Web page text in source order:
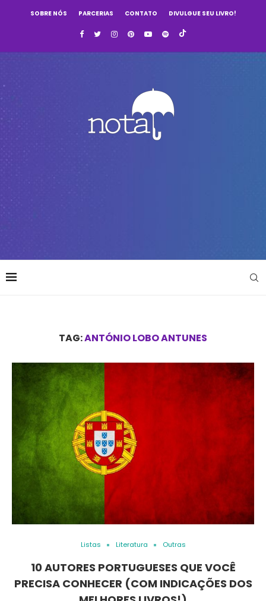
SOBRE NÓS PARCERIAS CONTATO DIVULGUE SEU LIVRO!
TAG:ANTÓNIO LOBO ANTUNES
Listas Literatura Outras
10 AUTORES PORTUGUESES QUE VOCÊ
PRECISA CONHECER (COM INDICAÇÕES DOS